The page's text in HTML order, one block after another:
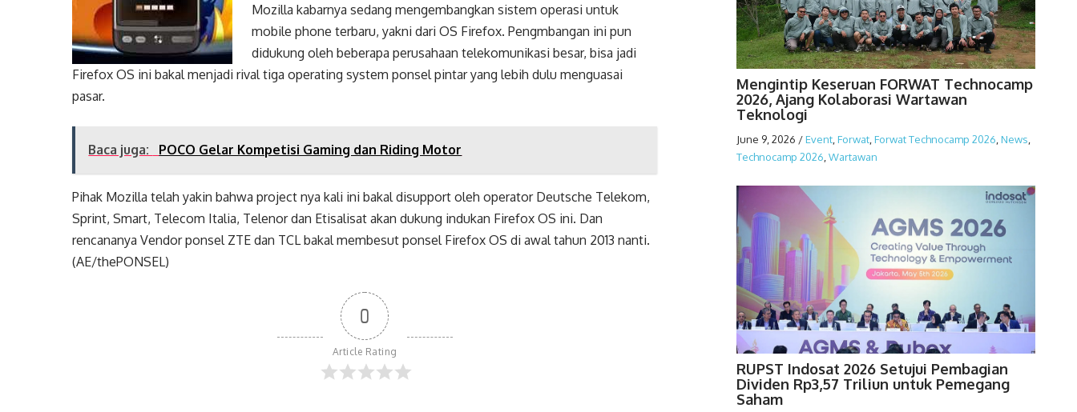
Mozilla kabarnya sedang mengembangkan sistem operasi untuk
mobile phone terbaru, yakni dari OS Firefox. Pengmbangan ini pun
didukung oleh beberapa perusahaan telekomunikasi besar, bisa jadi
Firefox OS ini bakal menjadi rival tiga operating system ponsel pintar yang lebih dulu menguasai
pasar.
Baca juga: POCO Gelar Kompetisi Gaming dan Riding Motor
Pihak Mozilla telah yakin bahwa project nya kali ini bakal disupport oleh operator Deutsche Telekom,
Sprint, Smart, Telecom Italia, Telenor dan Etisalisat akan dukung indukan Firefox OS ini. Dan
rencananya Vendor ponsel ZTE dan TCL bakal membesut ponsel Firefox OS di awal tahun 2013 nanti.
(AE/thePONSEL)
0
Article Rating
Mengintip Keseruan FORWAT Technocamp
2026, Ajang Kolaborasi Wartawan
Teknologi
June 9, 2026 /Event, Forwat, Forwat Technocamp 2026 News
Technocamp 2026 Wartawan
RUPST Indosat 2026 Setujui Pembagian
Dividen Rp3,57 Triliun untuk Pemegang
Saham